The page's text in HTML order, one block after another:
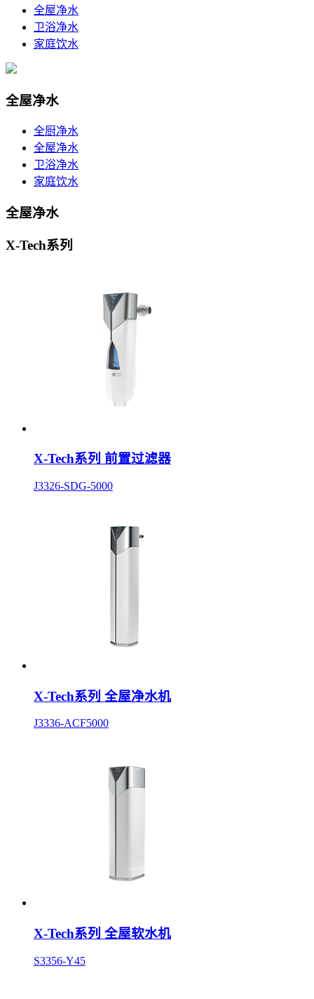
全屋净水
卫浴净水
家庭饮水
全屋净水
全厨净水
全屋净水
卫浴净水
家庭饮水
全屋净水
X-Tech系列
X-Tech系列 前置过滤器
J3326-SDG-5000
X-Tech系列 全屋净水机
J3336-ACF5000
X-Tech系列 全屋软水机
S3356-Y45